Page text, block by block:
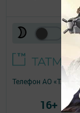
Телефон АО
16+